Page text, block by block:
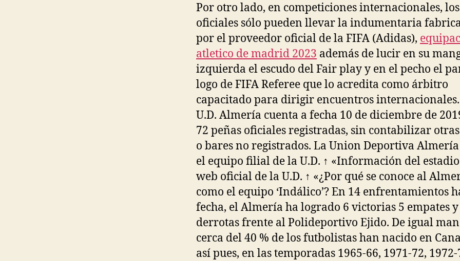
Por otro lado, en competiciones internacionales, los
oficiales sólo pueden llevar la indumentaria
por el proveedor oficial de la FIFA (Adidas),
atletico de madrid 2023 además de lucir en su
izquierda el escudo del Fair play y en el pecho el
logo de FIFA Referee que lo acredita como árbitro
capacitado para dirigir encuentros
U.D. Almería cuenta a fecha 10 de diciembre de
72 peñas oficiales registradas, sin contabilizar
o bares no registrados. La Union Deportiva Almería
el equipo filial de la U.D. ↑ «Información del
web oficial de la U.D. ↑ «¿Por qué se conoce al
como el equipo ‘Indálico’? En 14 enfrentamientos
fecha, el Almería ha logrado 6 victorias 5 empates
derrotas frente al Polideportivo Ejido. De igual
cerca del 40 % de los futbolistas han nacido en
así pues, en las temporadas 1965-66, 1971-72,